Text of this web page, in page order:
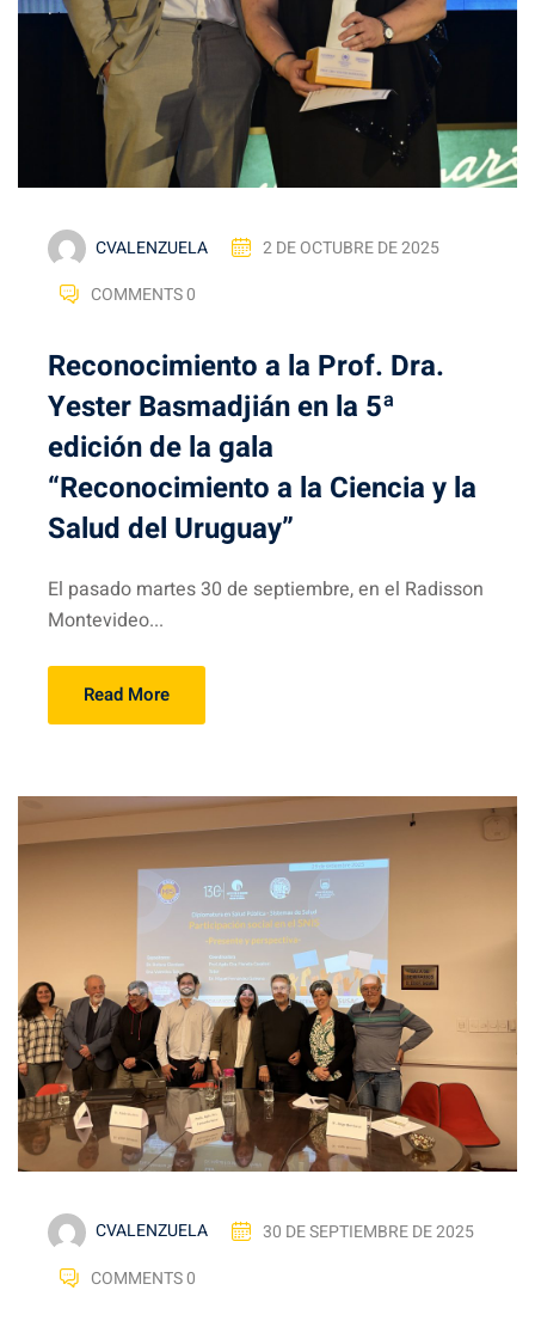
CVALENZUELA
2 DE OCTUBRE DE 2025
COMMENTS 0
Reconocimiento a la Prof. Dra.
Yester Basmadjián en la 5ª
edición de la gala
“Reconocimiento a la Ciencia y la
Salud del Uruguay”
El pasado martes 30 de septiembre, en el Radisson
Montevideo...
Read More
CVALENZUELA
30 DE SEPTIEMBRE DE 2025
COMMENTS 0